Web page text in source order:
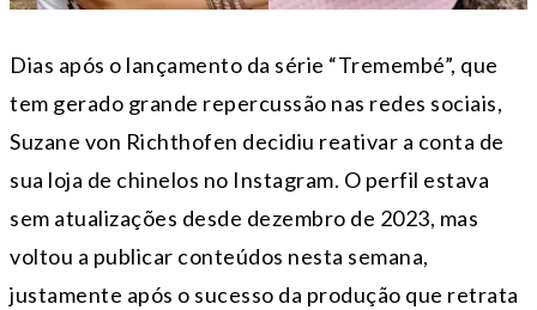
Dias após o lançamento da série “Tremembé”, que
tem gerado grande repercussão nas redes sociais,
Suzane von Richthofen decidiu reativar a conta de
sua loja de chinelos no Instagram. O perfil estava
sem atualizações desde dezembro de 2023, mas
voltou a publicar conteúdos nesta semana,
justamente após o sucesso da produção que retrata